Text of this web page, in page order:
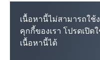
เนื้อหานี้ไม่สามารถใช้
คุกกี้ของเรา โปรดเปิด
เนื้อหานี้ได้